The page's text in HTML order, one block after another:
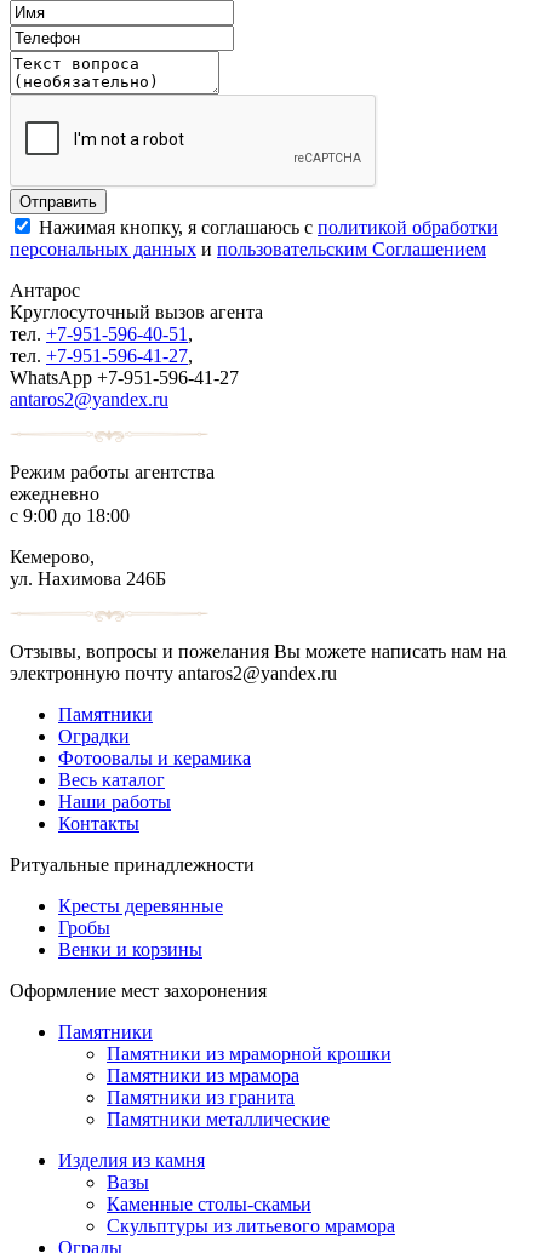
Нажимая кнопку, я соглашаюсь с политикой обработки
персональных данных и пользовательским Соглашением
Антарос
Круглосуточный вызов агента
тел. +7-951-596-40-51 ,
тел. +7-951-596-41-27,
WhatsApp +7-951-596-41-27
antaros2@yandex.ru
Режим работы агентства
ежедневно
с 9:00 до 18:00
Кемерово,
ул. Нахимова 246Б
Отзывы, вопросы и пожелания Вы можете написать нам на
электронную почту antaros2@yandex.ru
Памятники
Оградки
Фотоовалы и керамика
Весь каталог
Наши работы
Контакты
Ритуальные принадлежности
Кресты деревянные
Гробы
Венки и корзины
Оформление мест захоронения
Памятники
Памятники из мраморной крошки
Памятники из мрамора
Памятники из гранита
Памятники металлические
Изделия из камня
Вазы
Каменные столы-скамьи
Скульптуры из литьевого мрамора
Ограды